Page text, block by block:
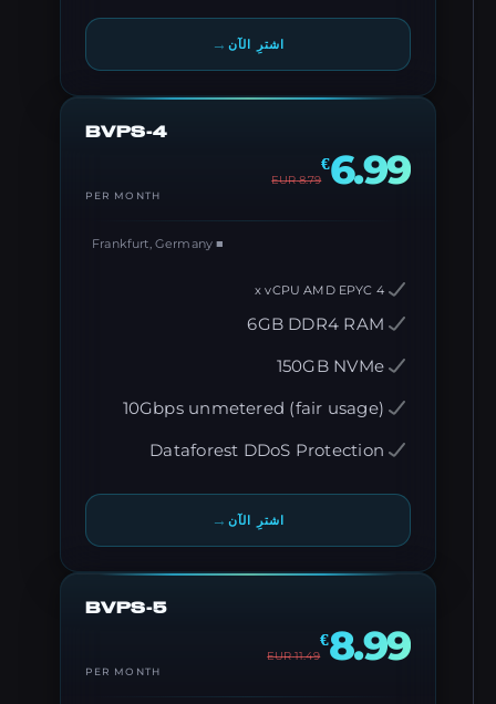
اشترِ الآن→
BVPS-4
€ 6.99
8.79
PER MONTH
6GB DDR4 RAM
150GB NVMe
10Gbps unmetered (fair usage)
Dataforest DDoS Protection
اشترِ الآن→
BVPS-5
€ 8.99
11.49
PER MONTH